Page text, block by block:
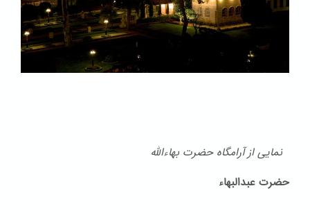
نمایی از آرامگاه حضرت بهاءالله
حضرت عبدالبهاء